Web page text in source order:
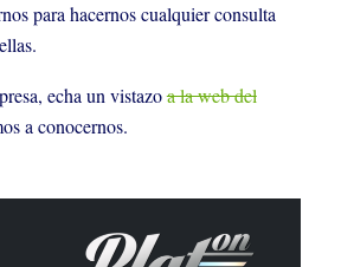
para hacernos cualquier consulta
echa un vistazoa la web del
a conocernos.